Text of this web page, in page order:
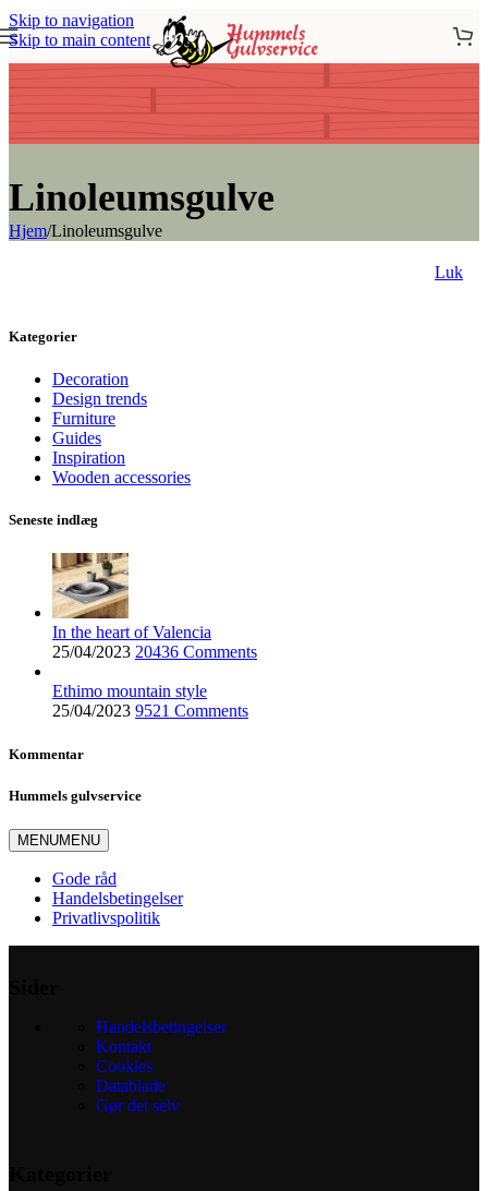
Skip to navigation
Skip to main content
Linoleumsgulve
Hjem/Linoleumsgulve
Luk
Kategorier
Decoration
Design trends
Furniture
Guides
Inspiration
Wooden accessories
Seneste indlæg
In the heart of Valencia
25/04/2023 20436 Comments
Ethimo mountain style
25/04/2023 9521 Comments
Kommentar
Hummels gulvservice
MENUMENU
Gode råd
Handelsbetingelser
Privatlivspolitik
Handelsbetingelser
Kontakt
Cookies
Datablade
Gør det selv